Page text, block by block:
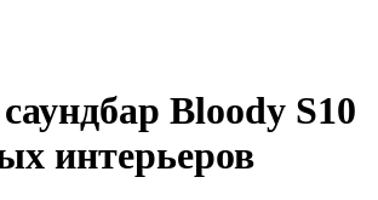
Bloody S10
интерьеров